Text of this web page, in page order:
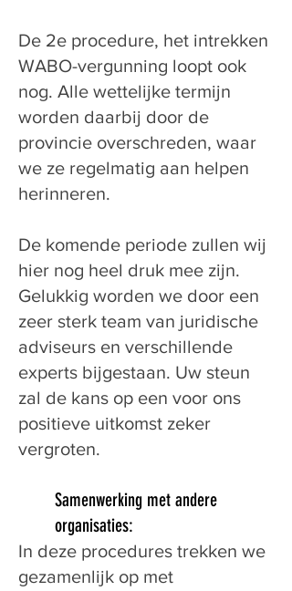
De 2e procedure, het intrekken
WABO-vergunning loopt ook
nog. Alle wettelijke termijn
worden daarbij door de
provincie overschreden, waar
we ze regelmatig aan helpen
herinneren.
De komende periode zullen wij
hier nog heel druk mee zijn.
Gelukkig worden we door een
zeer sterk team van juridische
adviseurs en verschillende
experts bijgestaan. Uw steun
zal de kans op een voor ons
positieve uitkomst zeker
vergroten.
Samenwerking met andere
organisaties:
In deze procedures trekken we
gezamenlijk op met